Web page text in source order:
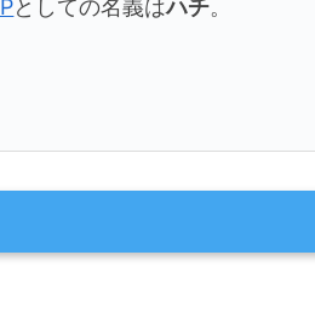
としての名義はハチ。